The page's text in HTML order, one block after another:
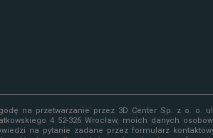
na przetwarzanie przez 3D Center Sp. z o. o.
4 52-326 Wrocław, moich danych
na pytanie zadane przez formularz